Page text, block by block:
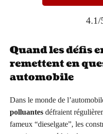
4.1/
Quand les défis
remettent en
automobile
Dans le monde de
polluantes défraient
fameux “dieselgate”, les